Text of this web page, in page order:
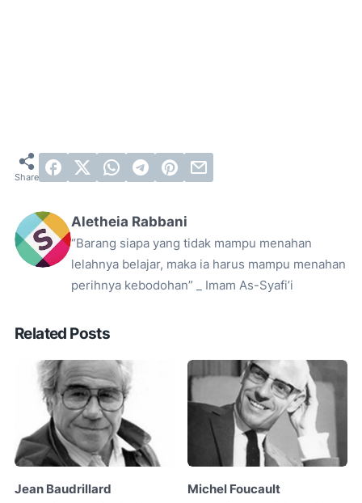
Aletheia Rabbani
“Barang siapa yang tidak mampu menahan
lelahnya belajar, maka ia harus mampu menahan
perihnya kebodohan” _ Imam As-Syafi’i
Related Posts
Jean Baudrillard Michel Foucault